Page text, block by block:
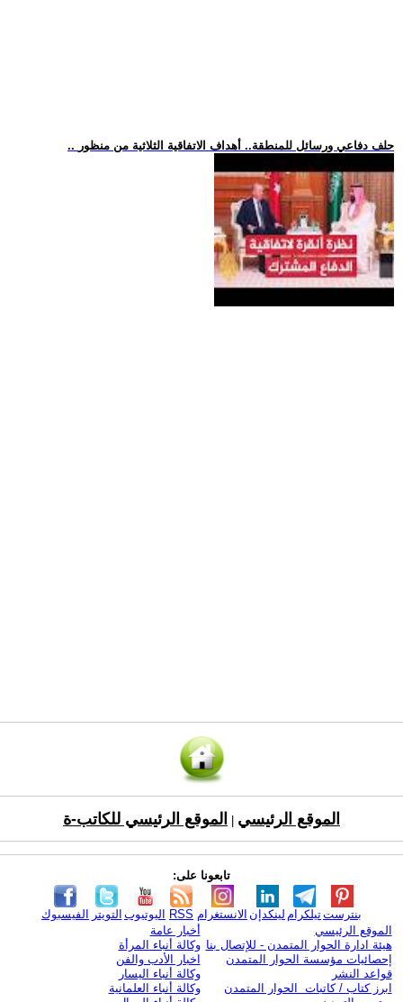
.. حلف دفاعي ورسائل للمنطقة.. أهداف الاتفاقية الثلاثية من منظور
الموقع الرئيسي الموقع الرئيسي للكاتب-ة
تابعونا على:
الفيسبوك التويتر اليوتيوب RSS الانستغرام لينكدإن تيلكرامبنترست
الموقع الرئيسي
هيئة ادارة الحوار المتمدن - للإتصال بنا
إحصائيات مؤسسة الحوار المتمدن
قواعد النشر
ابرز كتاب / كاتبات الحوار المتمدن
أخبار عامة
وكالة أنباء المرأة
اخبار الأدب والفن
وكالة أنباء اليسار
وكالة أنباء العلمانية